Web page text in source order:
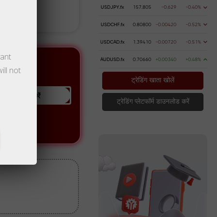
खाता पंजीकृत करेंं
USDJPY.fx 157.805 -0.629 -0.40%
USDCHF.fx 0.80800 -0.00420 -0.52%
USDCAD.fx 1.39410 -0.00720 -0.51%
AUDUSD.fx 0.70660 +0.00340 +0.48%
ट्रेडिंग खाता खोलें
ट्रेडिंग प्लेटफॉर्म डाउनलोड करें
not